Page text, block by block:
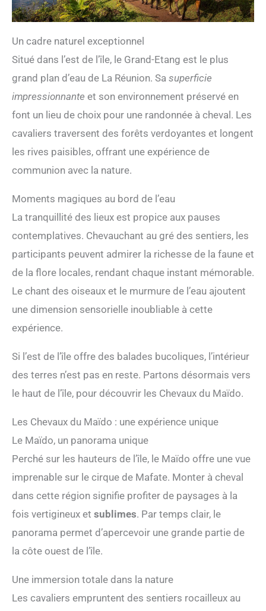
Un cadre naturel exceptionnel
Situé dans l’est de l’île, le Grand-Etang est le plus
grand plan d’eau de La Réunion. Sa superficie
impressionnante et son environnement préservé en
font un lieu de choix pour une randonnée à cheval. Les
cavaliers traversent des forêts verdoyantes et longent
les rives paisibles, offrant une expérience de
communion avec la nature.
Moments magiques au bord de l’eau
La tranquillité des lieux est propice aux pauses
contemplatives. Chevauchant au gré des sentiers, les
participants peuvent admirer la richesse de la faune et
de la flore locales, rendant chaque instant mémorable.
Le chant des oiseaux et le murmure de l’eau ajoutent
une dimension sensorielle inoubliable à cette
expérience.
Si l’est de l’île offre des balades bucoliques, l’intérieur
des terres n’est pas en reste. Partons désormais vers
le haut de l’île, pour découvrir les Chevaux du Maïdo.
Les Chevaux du Maïdo : une expérience unique
Le Maïdo, un panorama unique
Perché sur les hauteurs de l’île, le Maïdo offre une vue
imprenable sur le cirque de Mafate. Monter à cheval
dans cette région signifie profiter de paysages à la
fois vertigineux et sublimes. Par temps clair, le
panorama permet d’apercevoir une grande partie de
la côte ouest de l’île.
Une immersion totale dans la nature
Les cavaliers empruntent des sentiers rocailleux au